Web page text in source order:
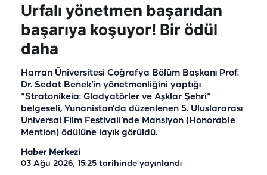
Urfalı yönetmen başarıdan
başarıya koşuyor! Bir ödül
daha
Harran Üniversitesi Coğrafya Bölüm Başkanı Prof.
Dr. Sedat Benek’in yönetmenliğini yaptığı
"Stratonikeia: Gladyatörler ve Aşklar Şehri"
belgeseli, Yunanistan’da düzenlenen 5. Uluslararası
Universal Film Festivali’nde Mansiyon (Honorable
Mention) ödülüne layık görüldü.
Haber Merkezi
03 Ağu 2026, 15:25 tarihinde yayınlandı